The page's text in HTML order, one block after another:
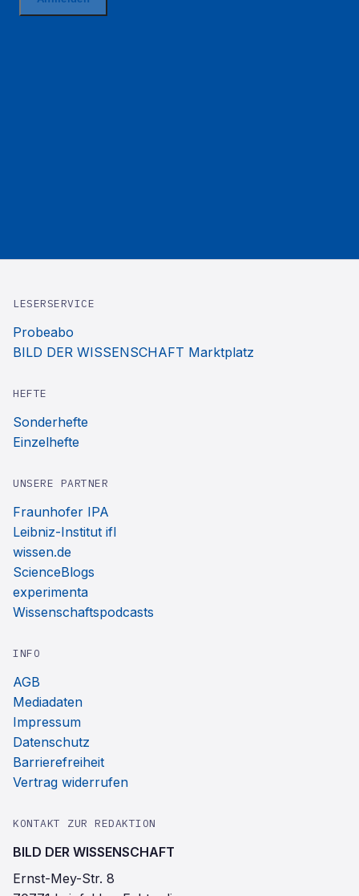
LESERSERVICE
Probeabo
BILD DER WISSENSCHAFT Marktplatz
HEFTE
Sonderhefte
Einzelhefte
UNSERE PARTNER
Fraunhofer IPA
Leibniz-Institut ifl
wissen.de
ScienceBlogs
experimenta
Wissenschaftspodcasts
INFO
AGB
Mediadaten
Impressum
Datenschutz
Barrierefreiheit
Vertrag widerrufen
KONTAKT ZUR REDAKTION
BILD DER WISSENSCHAFT
Ernst-Mey-Str. 8